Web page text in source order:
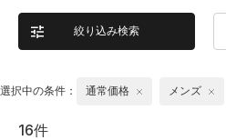
絞り込み検索
選択中の条件： 通常価格 メンズ
16件